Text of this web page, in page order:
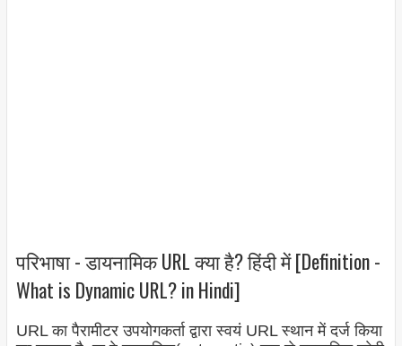
परिभाषा - डायनामिक URL क्या है? हिंदी में [Definition -
What is Dynamic URL? in Hindi]
URL का पैरामीटर उपयोगकर्ता द्वारा स्वयं URL स्थान में दर्ज किया